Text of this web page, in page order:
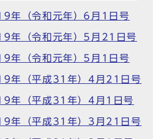
（令和元年）6月1日号
（令和元年）5月21日号
（令和元年）5月1日号
（平成31年）4月21日号
（平成31年）4月1日号
（平成31年）3月21日号